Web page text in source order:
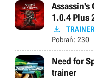
Assassin's
1.0.4 Plus

Pobrań: 230
Need for
trainer